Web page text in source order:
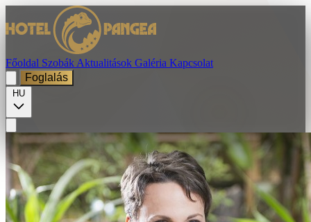
Főoldal Szobák Aktualitások Galéria Kapcsolat
Foglalás
HU